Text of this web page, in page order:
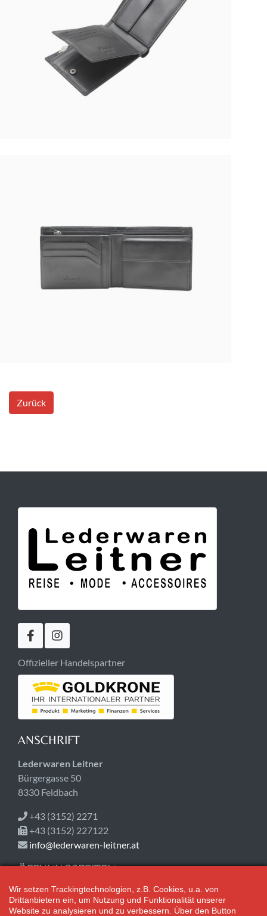
Zurück
Offizieller Handelspartner
ANSCHRIFT
Lederwaren Leitner
Bürgergasse 50
8330 Feldbach
+43 (3152) 2271
+43 (3152) 227122
info@lederwaren-leitner.at
ÖFFNUNGSZEITEN
Jetzt geschlossen!
Mo-Fr 08:30-18:00
Wir setzen Trackingtechnologien, z.B. Cookies, u.a. von
Drittanbietern ein, um Nutzung und Funktionalität unserer
Website zu analysieren und zu verbessern. Über den Button